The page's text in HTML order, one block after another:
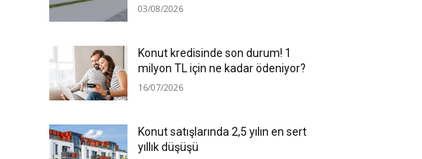
03/08/2026
Konut kredisinde son durum! 1
milyon TL için ne kadar ödeniyor?
16/07/2026
Konut satışlarında 2,5 yılın en sert
yıllık düşüşü